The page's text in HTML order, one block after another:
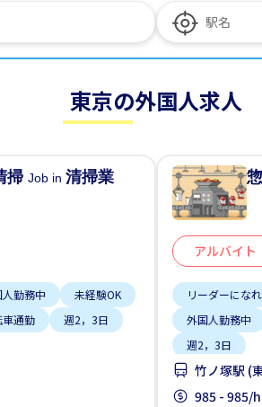
東京の外国人求人
掃Job in清掃業
勤務中
未経験OK
車通勤 週2，3日
アルバイト
リーダーにな
外国人勤務中
週2，3日
竹ノ塚駅 (
985 - 985/